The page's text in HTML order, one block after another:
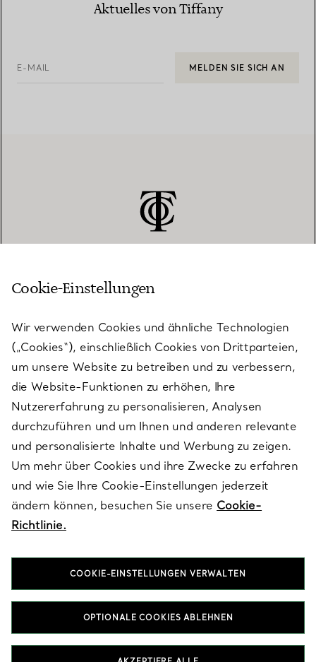
Aktuelles von Tiffany
E-MAIL MELDEN SIE SICH AN
KUNDENSERVICE
SERVICES
ÜBER TIFFANY & CO.
RECHTLICHE HINWEISE
FOLGEN SIE UNS
T&Co. 2026
Cookie-Einstellungen
Wir verwenden Cookies und ähnliche Technologien
(„Cookies“), einschließlich Cookies von Drittparteien,
um unsere Website zu betreiben und zu verbessern,
die Website-Funktionen zu erhöhen, Ihre
Nutzererfahrung zu personalisieren, Analysen
durchzuführen und um Ihnen und anderen relevante
und personalisierte Inhalte und Werbung zu zeigen.
Um mehr über Cookies und ihre Zwecke zu erfahren
und wie Sie Ihre Cookie-Einstellungen jederzeit
ändern können, besuchen Sie unsere Cookie-
Richtlinie.
COOKIE-EINSTELLUNGEN VERWALTEN
OPTIONALE COOKIES ABLEHNEN